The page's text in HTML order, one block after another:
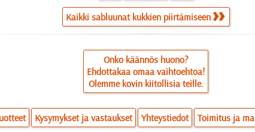
Kaikki sabluunat kukkien piirtämiseen
Onko käännös huono?
Ehdottakaa omaa vaihtoehtoa!
Olemme kovin kiitollisia teille.
Kysymykset ja vastaukset Yhteystiedot Toimitus ja